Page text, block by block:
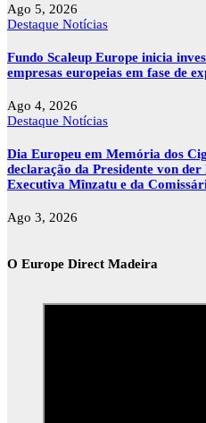
Ago 5, 2026
Destaque Notícias
Fundo Scaleup Europe inicia
empresas europeias em fase de
Ago 4, 2026
Destaque Notícias
Dia Europeu em Memória dos
declaração da Presidente von
Executiva Mînzatu e da
Ago 3, 2026
O Europe Direct Madeira